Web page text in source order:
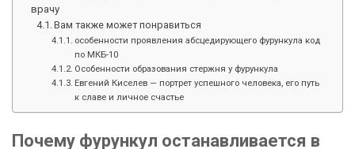
врачу
Вам также может понравиться
особенности проявления абсцедирующего фурункула код
по МКБ-10
Особенности образования стержня у фурункула
Евгений Киселев — портрет успешного человека, его путь
к славе и личное счастье
Почему фурункул останавливается в